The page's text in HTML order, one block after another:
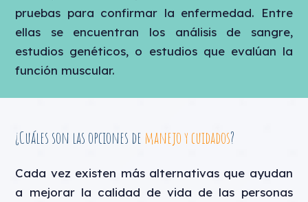
pruebas para confirmar la enfermedad. Entre
ellas se encuentran los análisis de sangre,
estudios genéticos, o estudios que evalúan la
función muscular.
¿Cuáles son las opciones de manejo y cuidados?
Cada vez existen más alternativas que ayudan
a mejorar la calidad de vida de las personas